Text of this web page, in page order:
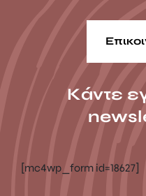
Κάντε
[mc4wp_form id=18627]